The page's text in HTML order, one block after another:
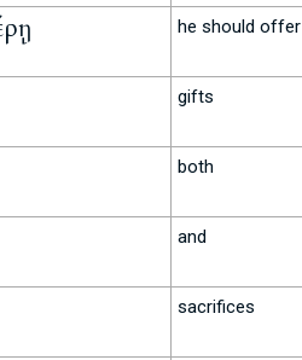
he should offer
gifts
both
and
sacrifices